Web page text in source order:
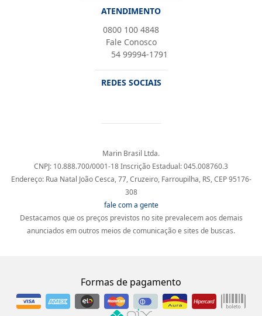
ATENDIMENTO
0800 100 4848
Fale Conosco
54 99994-1791
REDES SOCIAIS
Marin Brasil Ltda.
CNPJ: 10.888.700/0001-18 Inscrição Estadual: 045.008760.3
Endereço: Rua Natal João Cesca, 77, Cruzeiro, Farroupilha, RS, CEP 95176-
308
fale com a gente
Destacamos que os preços previstos no site prevalecem aos demais
anunciados em outros meios de comunicação e sites de buscas.
Formas de pagamento